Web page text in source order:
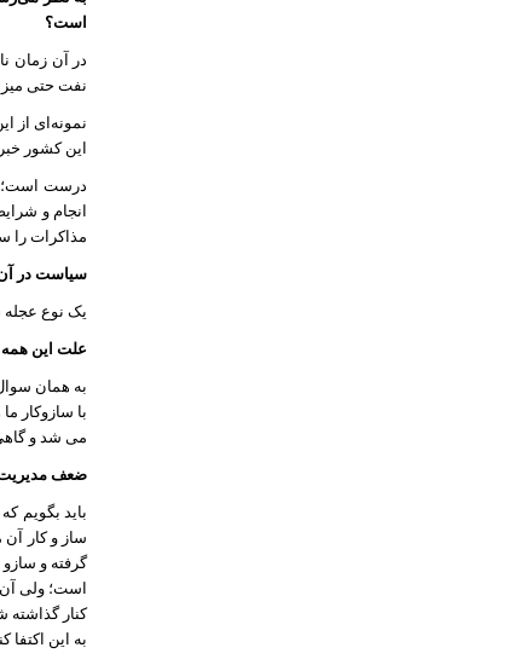
است؟
در آن زمان
نفت حتی
نمونه‌ای از
این کشور
درست است؛
انجام و
مذاکرات را
سیاست در
یک نوع عجله
علت این همه
به همان
با سازوکار
می شد و
ضعف مدیریت
باید بگویم
ساز و کار
گرفته و
است؛ ولی آن
کنار
به این